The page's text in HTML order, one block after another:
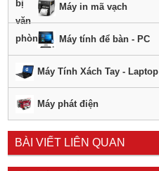
Máy in mã vạch
Máy tính để bàn - PC
Máy Tính Xách Tay - Laptop
Máy phát điện
BÀI VIẾT LIÊN QUAN